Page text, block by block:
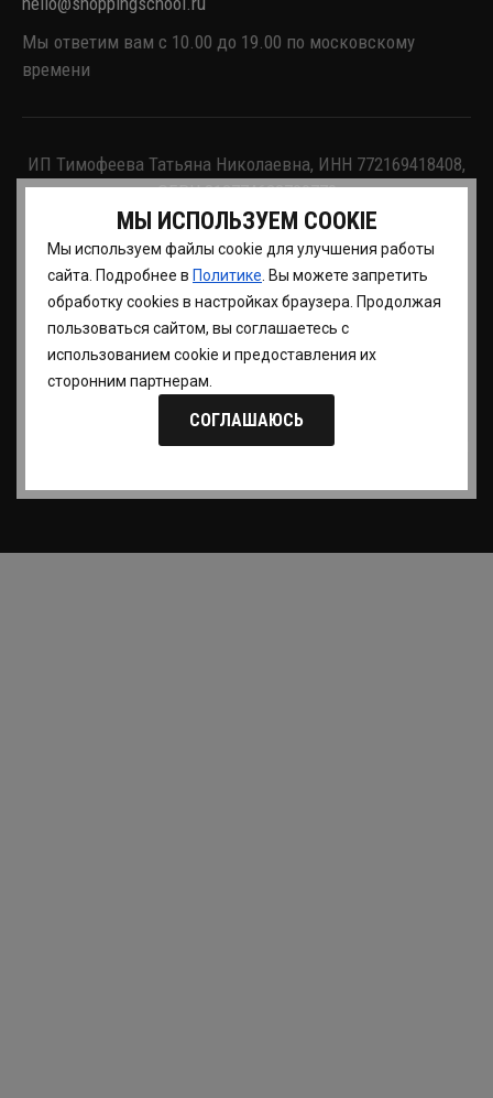
МЫ ИСПОЛЬЗУЕМ COOKIE
Мы используем файлы cookie для улучшения работы
сайта. Подробнее в Политике . Вы можете запретить
обработку сookies в настройках браузера. Продолжая
пользоваться сайтом, вы соглашаетесь с
использованием cookie и предоставления их
сторонним партнерам.
СОГЛАШАЮСЬ
Мы ответим вам с 10.00 до 19.00 по московскому
времени
ИП Тимофеева Татьяна Николаевна, ИНН 772169418408,
ОГРН 312774622700770
© Школа Шопинга. Все права защищены. Товарный
знак зарегистрирован в РОСПАТЕНТе.Политика
конфиденциальности.Согласие на обработку
персональных данных.Согласие на получение
рекламной и информационной рассылки.
оферты.Отзыв согласия на обработку персональных
данных.
По всем вопросам обращайтесьhello@shoppingschool.ru